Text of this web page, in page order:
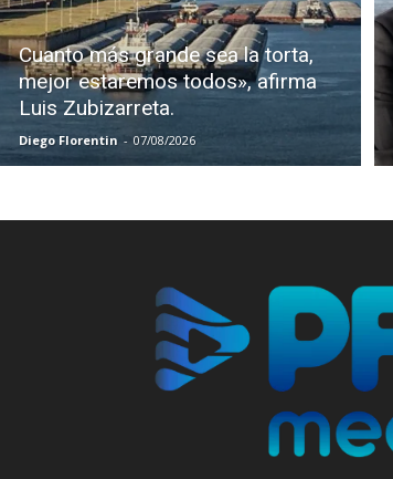
Cuanto más grande sea la torta,
mejor estaremos todos», afirma
Luis Zubizarreta.
Diego Florentin - 07/08/2026